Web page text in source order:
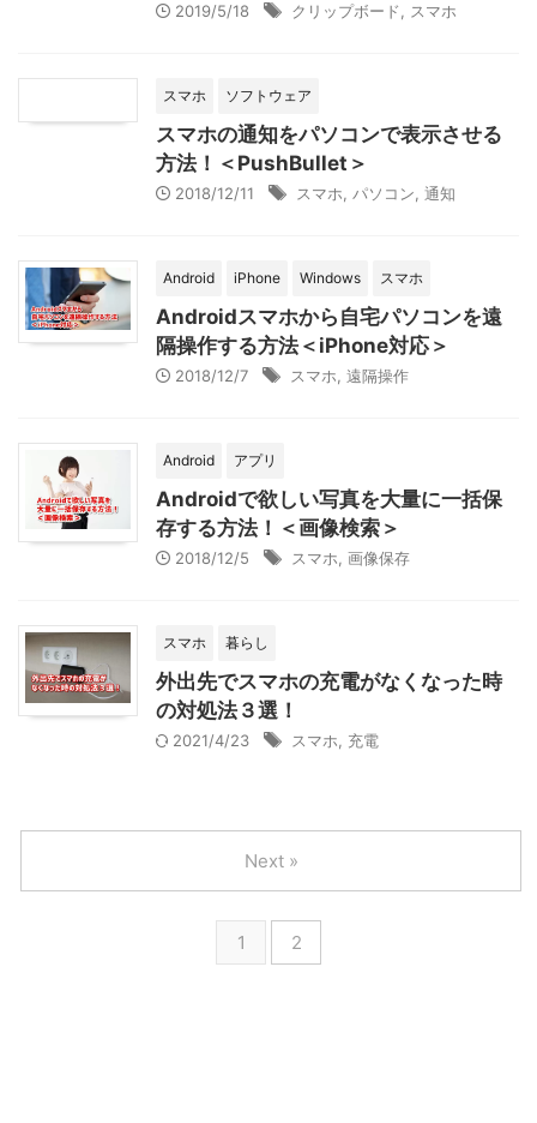
2019/5/18 クリップボード スマホ
スマホ ソフトウェア
スマホの通知をパソコンで表示させる
方法！＜PushBullet＞
2018/12/11 スマホ パソコン 通知
Android iPhone Windows スマホ
Androidスマホから自宅パソコンを遠
隔操作する方法＜iPhone対応＞
2018/12/7 スマホ 遠隔操作
Android アプリ
Androidで欲しい写真を大量に一括保
存する方法！＜画像検索＞
2018/12/5 スマホ 画像保存
スマホ 暮らし
外出先でスマホの充電がなくなった時
の対処法３選！
2021/4/23 スマホ 充電
1 2
Next »